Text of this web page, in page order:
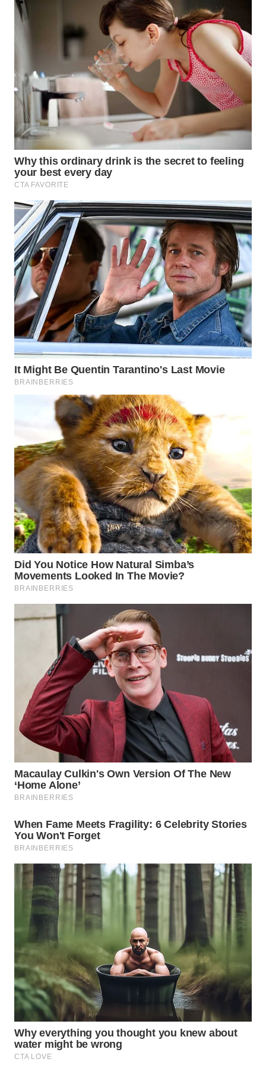
INDRAMAYU
WN
MAJALENGKA
WN
SUBANG
WN
SUKABUMI
WN
PURWAKARTA
WN
PRIANGAN
TIMUR
WN
SEMARANG
WN
SOLO
BOROBUDUR
WN
MADURA
WN
SURABAYA
WN
NATUNA
WN
BINTAN
MANDALIKA
WN
LIKUPANG
WN
LABUANBAJO
WN
BORNEO
Media
Group
WAHANA
NEWS
WAHANA
WAHANA
ADVOKAT
WAHANA
INFRASTRUKTUR
WAHANA
KONSUMEN